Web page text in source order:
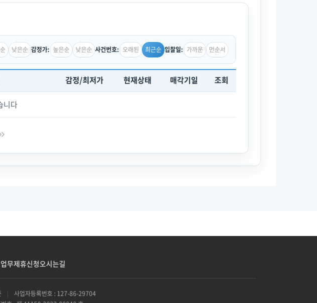
낮은순 감정가: 높은순 낮은순 사건번호: 오래된 최근순 입찰일: 가까운 먼순서
감정/최저가 현재상태 매각기일 조회
니다
업무제휴신청오시는길
|
사업자등록번호 : 127-86-29704